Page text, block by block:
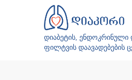
დიაბეტის,
ფილტვის დაავადებების